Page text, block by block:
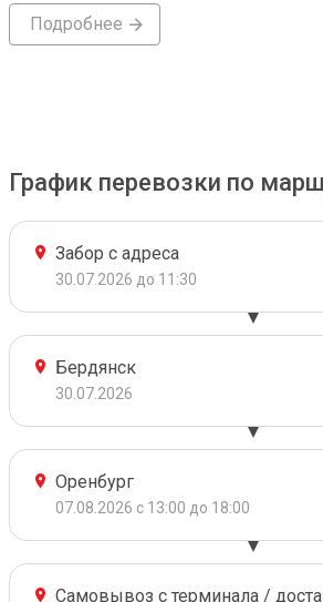
Подробнее
График перевозки по
Забор с адреса
30.07.2026 до 11:30
Бердянск
30.07.2026
Оренбург
07.08.2026 с 13:00 до 18:00
Самовывоз с терминала /